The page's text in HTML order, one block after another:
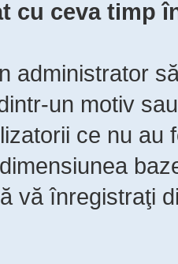
cu ceva timp
administrator
un motiv
ce nu au
vă înregistraţi